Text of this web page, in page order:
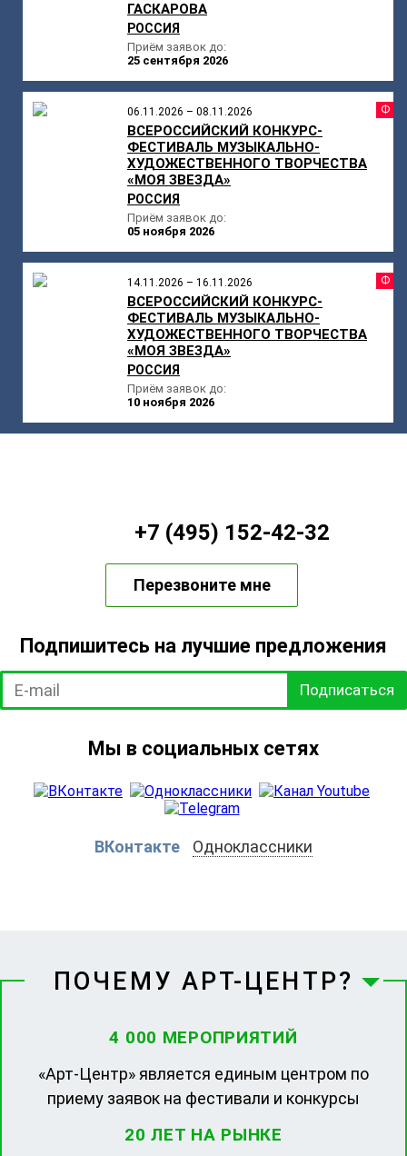
ГАСКАРОВА
РОССИЯ
Приём заявок до:
25 сентября 2026
06.11.2026 – 08.11.2026
ВСЕРОССИЙСКИЙ КОНКУРС-
ФЕСТИВАЛЬ МУЗЫКАЛЬНО-
ХУДОЖЕСТВЕННОГО ТВОРЧЕСТВА
«МОЯ ЗВЕЗДА»
РОССИЯ
Приём заявок до:
05 ноября 2026
14.11.2026 – 16.11.2026
ВСЕРОССИЙСКИЙ КОНКУРС-
ФЕСТИВАЛЬ МУЗЫКАЛЬНО-
ХУДОЖЕСТВЕННОГО ТВОРЧЕСТВА
«МОЯ ЗВЕЗДА»
РОССИЯ
Приём заявок до:
10 ноября 2026
+7 (495) 152-42-32
Перезвоните мне
Подпишитесь на лучшие предложения
Подписаться
Мы в социальных сетях
ВКонтакте Одноклассники
ПОЧЕМУ АРТ-ЦЕНТР?
4 000 МЕРОПРИЯТИЙ
«Арт-Центр» является единым центром по
приему заявок на фестивали и конкурсы
20 ЛЕТ НА РЫНКЕ